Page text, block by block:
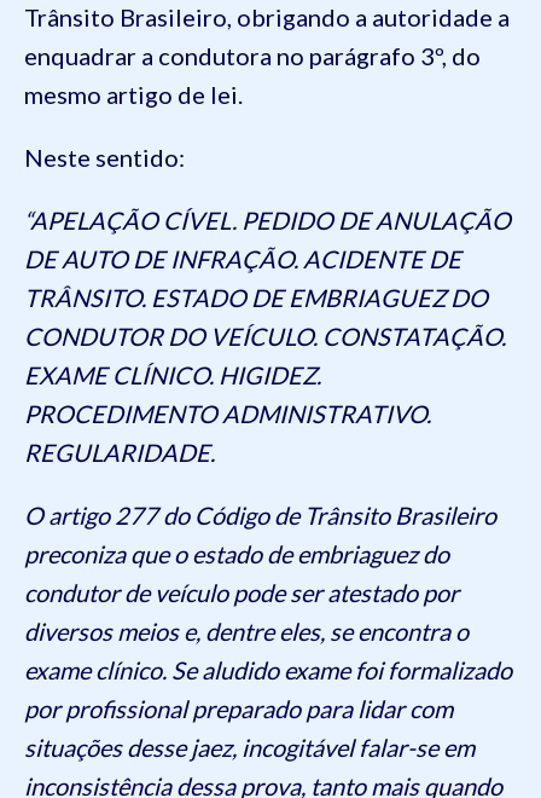
Trânsito Brasileiro, obrigando a autoridade a
enquadrar a condutora no parágrafo 3º, do
mesmo artigo de lei.
Neste sentido:
“APELAÇÃO CÍVEL. PEDIDO DE ANULAÇÃO
DE AUTO DE INFRAÇÃO. ACIDENTE DE
TRÂNSITO. ESTADO DE EMBRIAGUEZ DO
CONDUTOR DO VEÍCULO. CONSTATAÇÃO.
EXAME CLÍNICO. HIGIDEZ.
PROCEDIMENTO ADMINISTRATIVO.
REGULARIDADE.
O artigo 277 do Código de Trânsito Brasileiro
preconiza que o estado de embriaguez do
condutor de veículo pode ser atestado por
diversos meios e, dentre eles, se encontra o
exame clínico. Se aludido exame foi formalizado
por profissional preparado para lidar com
situações desse jaez, incogitável falar-se em
inconsistência dessa prova, tanto mais quando